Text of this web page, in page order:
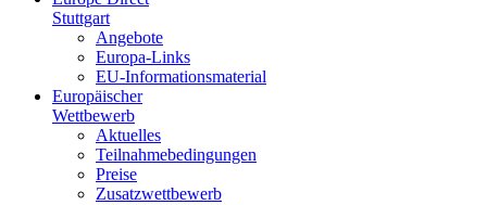
Stuttgart
Angebote
Europa-Links
EU-Informationsmaterial
Europäischer
Wettbewerb
Aktuelles
Teilnahme­bedingungen
Preise
Zusatzwettbewerb